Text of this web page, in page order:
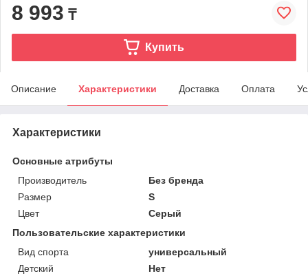
8 993 ₸
Купить
Описание Характеристики Доставка Оплата
Характеристики
Основные атрибуты
Производитель
Без бренда
Размер
S
Цвет
Серый
Пользовательские характеристики
Вид спорта
универсальный
Детский
Нет